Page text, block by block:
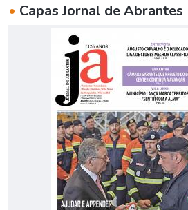
• Capas Jornal de Abrantes